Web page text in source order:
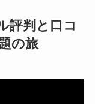
評判と口コ
の旅